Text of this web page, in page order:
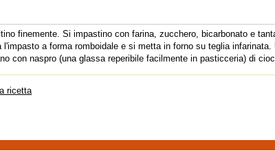
finemente. Si impastino con farina, zucchero, bicarbonato e
a forma romboidale e si metta in forno su teglia
con naspro (una glassa reperibile facilmente in pasticceria) di
ricetta